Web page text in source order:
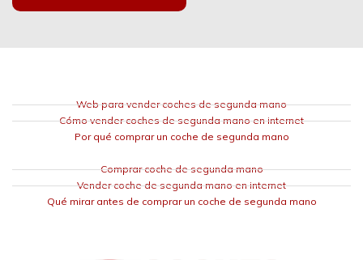
Web para vender coches de segunda mano
Cómo vender coches de segunda mano en internet
Por qué comprar un coche de segunda mano
Comprar coche de segunda mano
Vender coche de segunda mano en internet
Qué mirar antes de comprar un coche de segunda mano